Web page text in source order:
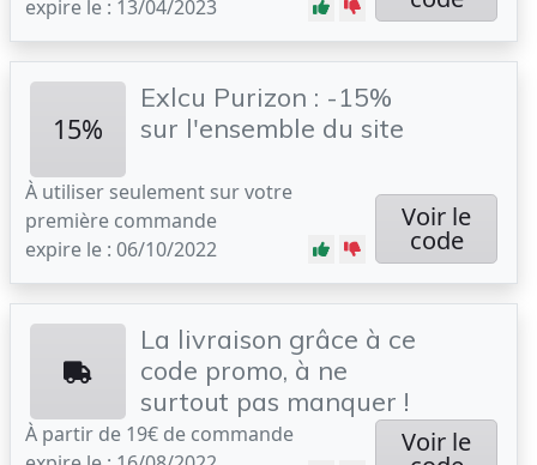
expire le : 13/04/2023
15%
Exlcu Purizon : -15%
sur l'ensemble du site
À utiliser seulement sur votre
première commande
expire le : 06/10/2022
Voir le
code
La livraison grâce à ce
code promo, à ne
surtout pas manquer !
À partir de 19€ de commande
Voir le